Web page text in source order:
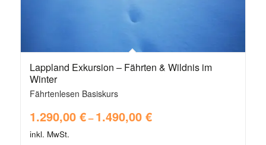
Lappland Exkursion – Fährten & Wildnis im
Winter
Fährtenlesen Basiskurs
1.290,00 €–1.490,00 €
inkl. MwSt.